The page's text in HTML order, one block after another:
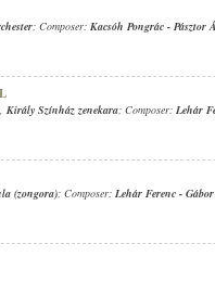
; Composer: Kacsóh Pongrác - Pásztor
, Király Színház zenekara; Composer: Lehár
(zongora); Composer: Lehár Ferenc -